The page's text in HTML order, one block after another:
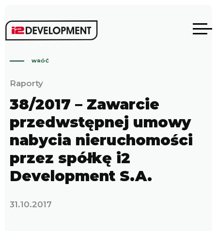
WRÓĆ
Raporty
38/2017 – Zawarcie
przedwstępnej umowy
nabycia nieruchomości
przez spółkę i2
Development S.A.
31.10.2017